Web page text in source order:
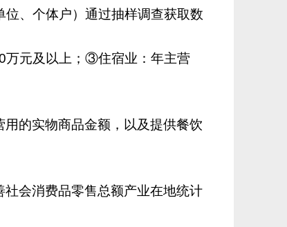
、个体户）通过抽样调查获取数
万元及以上；③住宿业：年主营
的实物商品金额，以及提供餐饮
会消费品零售总额产业在地统计